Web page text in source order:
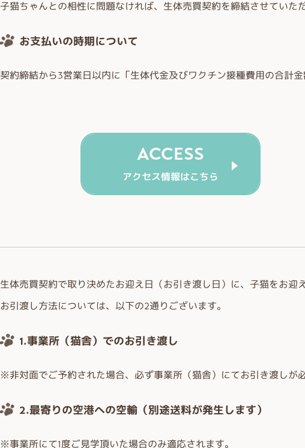
子猫ちゃんとの相性に問題なければ、生体売買契約を締結させていた
お支払いの時期について
契約締結から3営業日以内に「生体代金及びワクチン接種費用の合計
ACCESS
アクセス情報はこちら
生体売買契約で取り決めたお迎え日（お引き渡し日）に、子猫をお迎
お引渡し方法については、以下の2通りございます。
1.事業所（猫舎）でのお引き渡し
※非対面でご予約された場合、必ず事業所（猫舎）にてお引き渡しが
2.最寄りの空港への空輸（別途送料が発生します）
※事業所にて1度ご見学頂いた場合のみ適応されます。